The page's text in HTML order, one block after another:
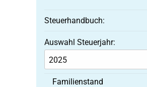
Steuerhandbuch:
Auswahl Steuerjahr:
Familienstand